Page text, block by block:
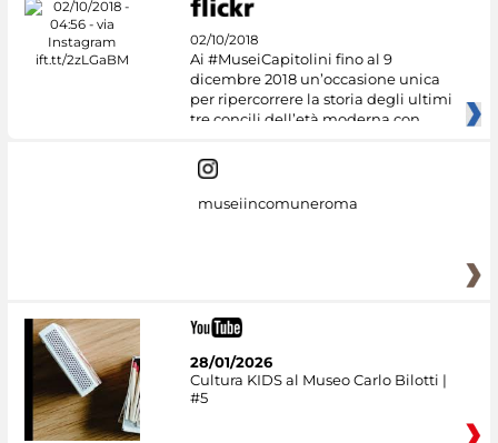
02/10/2018
Ai #MuseiCapitolini fino al 9
dicembre 2018 un’occasione unica
per ripercorrere la storia degli ultimi
tre concili dell’età moderna con
museiincomuneroma
28/01/2026
Cultura KIDS al Museo Carlo Bilotti |
#5